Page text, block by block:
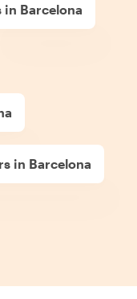
in Barcelona
in Barcelona